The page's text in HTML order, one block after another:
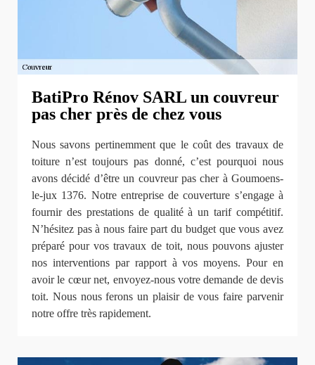
BatiPro Rénov SARL un couvreur
pas cher près de chez vous
Nous savons pertinemment que le coût des travaux de
toiture n’est toujours pas donné, c’est pourquoi nous
avons décidé d’être un couvreur pas cher à Goumoens-
le-jux 1376. Notre entreprise de couverture s’engage à
fournir des prestations de qualité à un tarif compétitif.
N’hésitez pas à nous faire part du budget que vous avez
préparé pour vos travaux de toit, nous pouvons ajuster
nos interventions par rapport à vos moyens. Pour en
avoir le cœur net, envoyez-nous votre demande de devis
toit. Nous nous ferons un plaisir de vous faire parvenir
notre offre très rapidement.